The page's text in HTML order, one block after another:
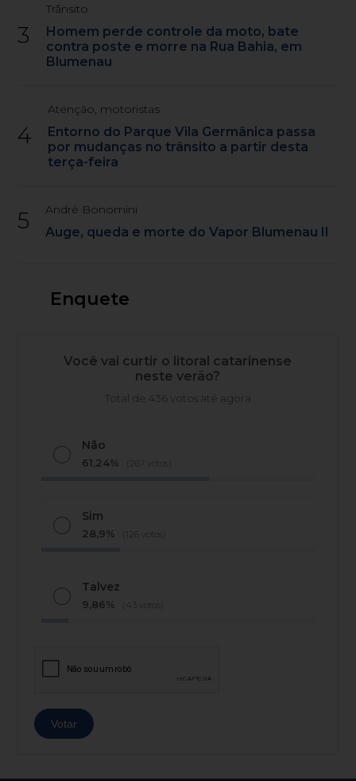
3
Trânsito
Homem perde controle da moto, bate
contra poste e morre na Rua Bahia, em
Blumenau
4
Atenção, motoristas
Entorno do Parque Vila Germânica passa
por mudanças no trânsito a partir desta
terça-feira
5 André Bonomini
Auge, queda e morte do Vapor Blumenau II
Enquete
Você vai curtir o litoral catarinense
neste verão?
Total de 436 votos até agora
Não
61,24% (267 votos)
Sim
28,9% (126 votos)
Talvez
9,86% (43 votos)